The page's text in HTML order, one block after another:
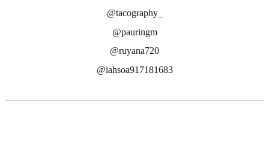
@tacography_
@pauringm
@ruyana720
@iahsoa917181683